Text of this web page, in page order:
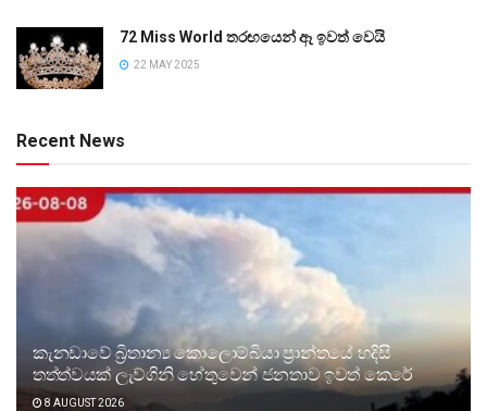
72 Miss World තරඟයෙන් ඈ ඉවත් වෙයි
22 MAY 2025
Recent News
කැනඩාවේ බ්‍රිතාන්‍ය කොලොම්බියා ප්‍රාන්තයේ හදිසි
තත්ත්වයක් ලැව්ගිනි හේතුවෙන් ජනතාව ඉවත් කෙරේ
8 AUGUST 2026